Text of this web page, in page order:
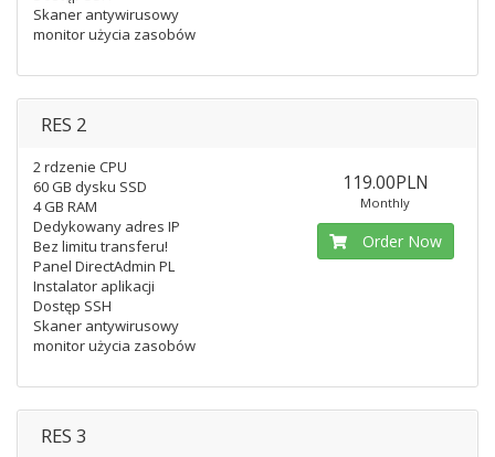
Skaner antywirusowy
monitor użycia zasobów
RES 2
2 rdzenie CPU
60 GB dysku SSD
4 GB RAM
Dedykowany adres IP
Bez limitu transferu!
Panel DirectAdmin PL
Instalator aplikacji
Dostęp SSH
Skaner antywirusowy
monitor użycia zasobów
119.00PLN
Monthly
Order Now
RES 3